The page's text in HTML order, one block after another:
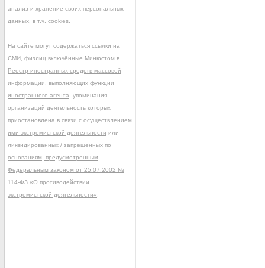
анализ и хранение своих персональных
данных, в т.ч. cookies.
На сайте могут содержаться ссылки на
СМИ, физлиц включённые Минюстом в
Реестр иностранных средств массовой
информации, выполняющих функции
иностранного агента , упоминания
организаций деятельность которых
приостановлена в связи с осуществлением
ими экстремистской деятельности или
ликвидированных / запрещённых по
основаниям, предусмотренным
Федеральным законом от 25.07.2002 №
114-ФЗ «О противодействии
экстремистской деятельности»